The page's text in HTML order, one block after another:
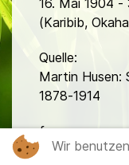
16. Mai 1904 -
(Karibib,
Quelle:
Martin Husen:
1878-1914
fa
Wir